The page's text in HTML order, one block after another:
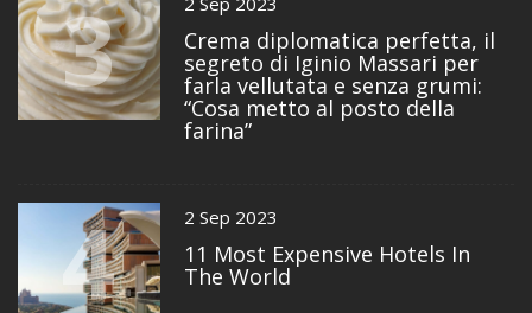
3 Crema diplomatica perfetta, il
segreto di Iginio Massari per
farla vellutata e senza grumi:
“Cosa metto al posto della
farina”
4 2 Sep 2023
11 Most Expensive Hotels In
The World